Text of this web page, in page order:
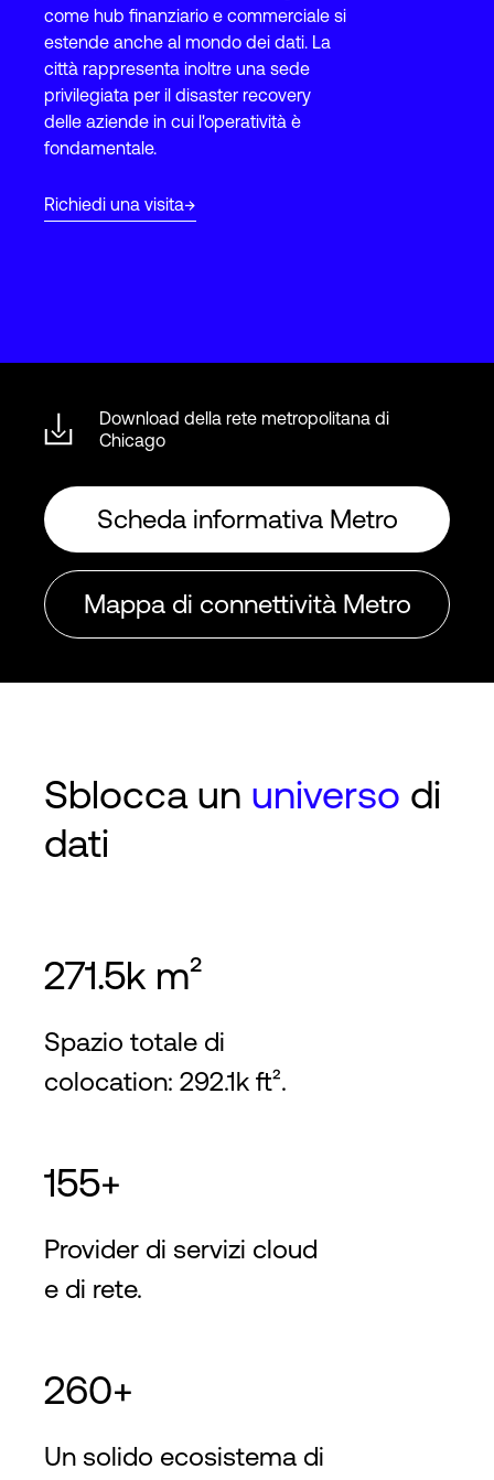
Accesso
come hub finanziario e commerciale si
estende anche al mondo dei dati. La
città rappresenta inoltre una sede
privilegiata per il disaster recovery
delle aziende in cui l'operatività è
fondamentale.
Richiedi una visita
Download della rete metropolitana di
Chicago
Scheda informativa Metro
Mappa di connettività Metro
Sblocca un universo di
dati
271.5k m²
Spazio totale di
colocation: 292.1k ft².
155+
Provider di servizi cloud
e di rete.
260+
Un solido ecosistema di